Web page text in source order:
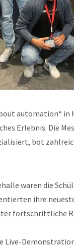
automation“
Erlebnis. Die
bot
waren die
ihre
fortschrittliche
Live-